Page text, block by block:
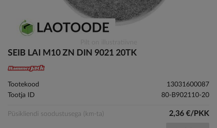
to
beginning
of
images
gallery
SEIB LAI M10 ZN DIN 9021 20TK
Tootekood
13031600087
Tootja ID
80-B902110-20
Püsikliendi soodustusega (km-ta) 2,36 €/PKK